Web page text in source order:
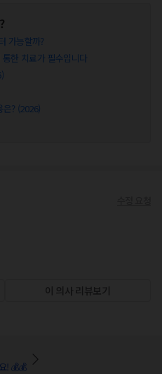
가능할까?
한 치료가 필수입니다
? (2026)
이 의사 리뷰보기
! 💰💰